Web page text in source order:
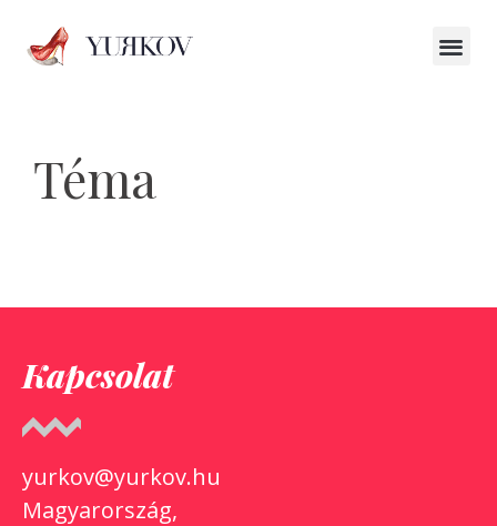
Téma
Kapcsolat
yurkov@yurkov.hu
Magyarország,